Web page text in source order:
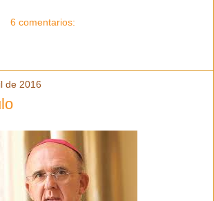
6 comentarios:
de 2016